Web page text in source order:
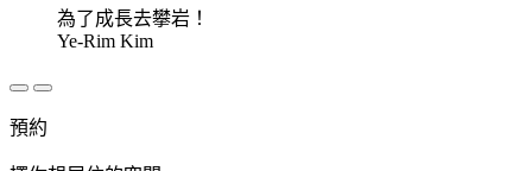
為了成長去攀岩！
Ye-Rim Kim
預約